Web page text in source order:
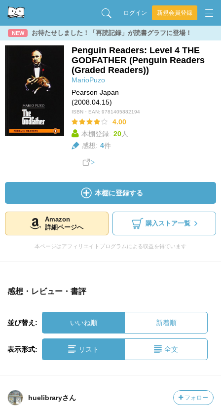
ログイン 新規会員登録
NEW お待たせしました！「再読記録」が読書グラフに登場！
Penguin Readers: Level 4 THE
GODFATHER (Penguin Readers
(Graded Readers))
MarioPuzo
Pearson Japan
(2008.04.15)
ISBN・EAN: 9781405882194
4.00
本棚登録: 20人
感想: 4件
本棚に登録する
Amazon
詳細ページへ
購入ストア一覧
本ページはアフィリエイトプログラムによる収益を得ています
感想・レビュー・書評
並び替え: いいね順 新着順
表示形式: リスト 全文
huelibraryさん フォロー